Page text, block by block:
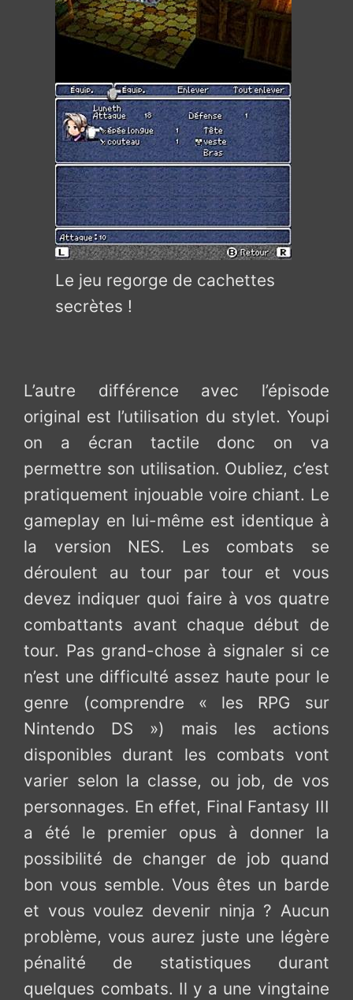
Le jeu regorge de cachettes
secrètes !
L’autre différence avec l’épisode
original est l’utilisation du stylet. Youpi
on a écran tactile donc on va
permettre son utilisation. Oubliez, c’est
pratiquement injouable voire chiant. Le
gameplay en lui-même est identique à
la version NES. Les combats se
déroulent au tour par tour et vous
devez indiquer quoi faire à vos quatre
combattants avant chaque début de
tour. Pas grand-chose à signaler si ce
n’est une difficulté assez haute pour le
genre (comprendre « les RPG sur
Nintendo DS ») mais les actions
disponibles durant les combats vont
varier selon la classe, ou job, de vos
personnages. En effet, Final Fantasy III
a été le premier opus à donner la
possibilité de changer de job quand
bon vous semble. Vous êtes un barde
et vous voulez devenir ninja ? Aucun
problème, vous aurez juste une légère
pénalité de statistiques durant
quelques combats. Il y a une vingtaine